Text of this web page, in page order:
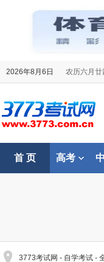
2026年8月6日 农历六月廿
首 页 高考
3773考试网 - 自学考试 -